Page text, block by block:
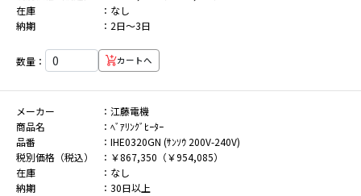
在庫
なし
納期
2日～3日
数量： カートへ
メーカー
江藤電機
商品名
ﾍﾞｱﾘﾝｸﾞﾋｰﾀｰ
品番
IHE0320GN (ｻﾝｿｳ 200V-240V)
税別価格（税込）
￥867,350（￥954,085）
在庫
なし
納期
30日以上